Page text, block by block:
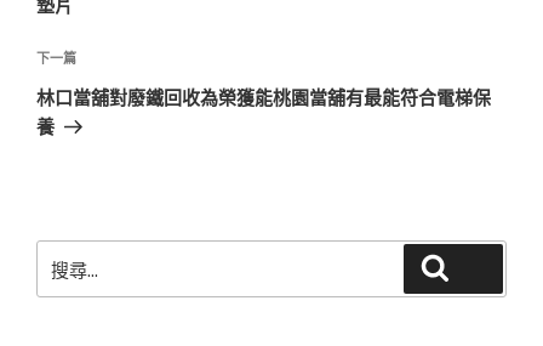
覽
章
下
一
篇
下一篇
林口當舖對廢鐵回收為榮獲能桃園當舖有最能符合電梯保
養
尋